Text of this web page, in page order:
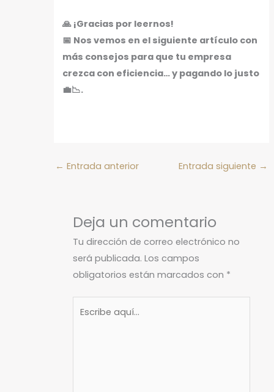
🙏 ¡Gracias por leernos!
📅 Nos vemos en el siguiente artículo con
más consejos para que tu empresa
crezca con eficiencia… y pagando lo justo
💼📉.
← Entrada anterior Entrada siguiente →
Deja un comentario
Tu dirección de correo electrónico no
será publicada. Los campos
obligatorios están marcados con *